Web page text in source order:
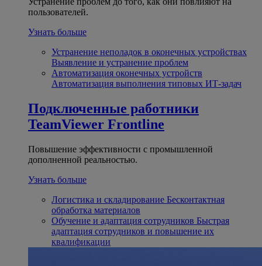
пользователей.
Узнать больше
Устранение неполадок в оконечных устройствах
Выявление и устранение проблем
Автоматизация оконечных устройств
Автоматизация выполнения типовых ИТ-задач
Подключенные работники
TeamViewer Frontline
Повышение эффективности с промышленной
дополненной реальностью.
Узнать больше
Логистика и складирование Бесконтактная
обработка материалов
Обучение и адаптация сотрудников Быстрая
адаптация сотрудников и повышение их
квалификации